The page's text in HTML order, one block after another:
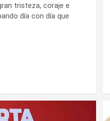
tristeza, coraje e
día con día que